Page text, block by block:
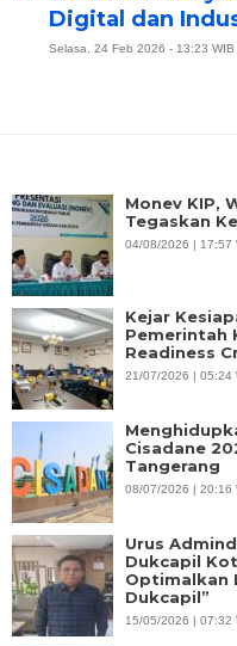
Monev KIP,
Tegaskan
04/08/2026 | 17:57
Kejar
Pemerintah
Readiness
21/07/2026 | 05:24
Cisadane
Tangerang
08/07/2026 | 20:16
Urus
Dukcapil
Optimalkan
Dukcapil”
15/05/2026 | 07:32
Digital dan
Selasa, 24 Feb 2026 - 13:23 WIB